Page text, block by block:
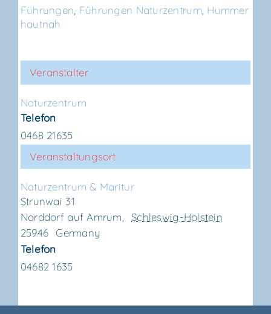
Führungen Führungen Naturzentrum Hummer
hautnah
Veranstaltungsort
Natur­zen­trum & Maritur
Strunwai 31
Norddorf auf Amrum
Schleswig-Holstein
25946 Germany
Telefon
04682 1635
Veranstalter
Natur­zen­trum
Telefon
0468 21635